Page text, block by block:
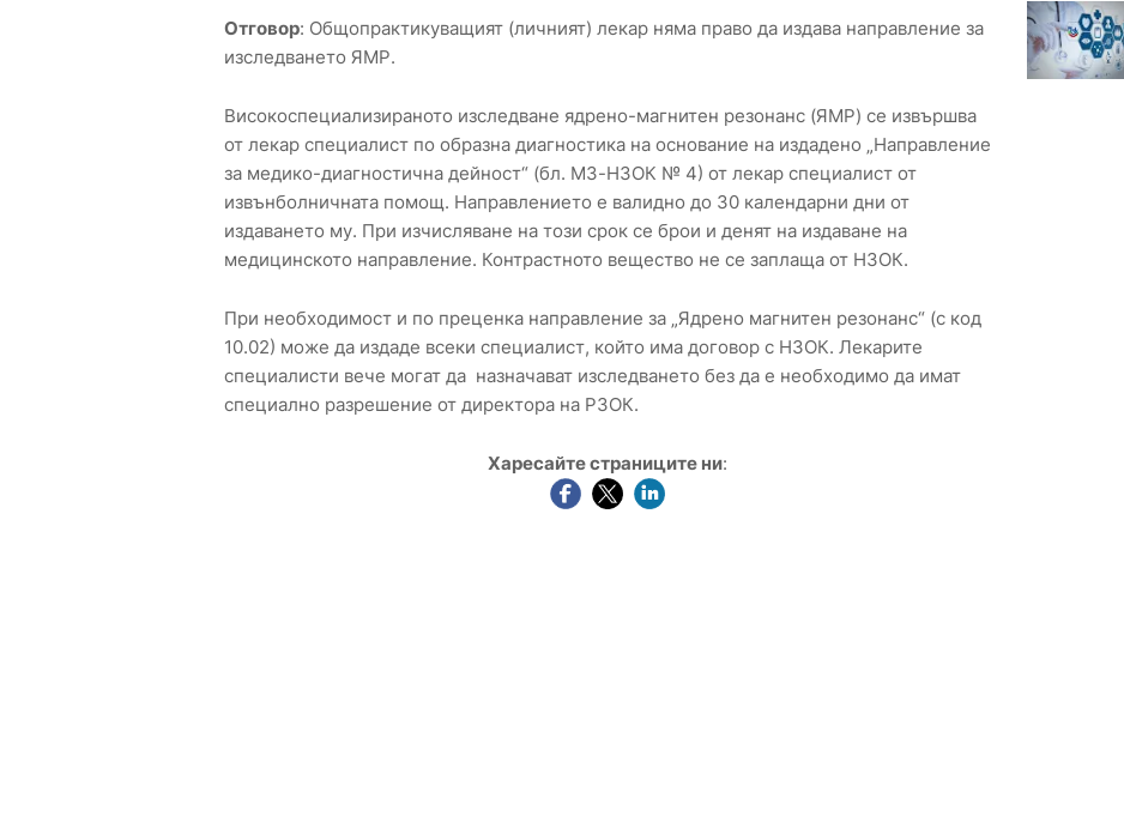
Отговор: Общопрактикуващият (личният) лекар няма право да издава направление за
изследването ЯМР.
Високоспециализираното изследване ядрено-магнитен резонанс (ЯМР) се извършва
от лекар специалист по образна диагностика на основание на издадено „Направление
за медико-диагностична дейност“ (бл. МЗ-НЗОК № 4) от лекар специалист от
извънболничната помощ. Направлението е валидно до 30 календарни дни от
издаването му. При изчисляване на този срок се брои и денят на издаване на
медицинското направление. Контрастното вещество не се заплаща от НЗОК.
При необходимост и по преценка направление за „Ядрено магнитен резонанс“ (с код
10.02) може да издаде всеки специалист, който има договор с НЗОК. Лекарите
специалисти вече могат да назначават изследването без да е необходимо да имат
специално разрешение от директора на РЗОК.
Харесайте страниците ни: